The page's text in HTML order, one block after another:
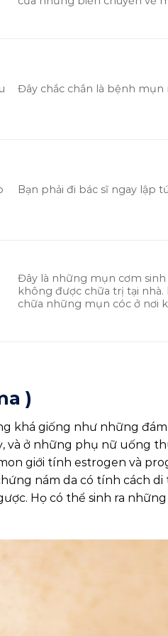
Đây chắc chắn là bệnh mụn
Bạn phải đi bác sĩ ngay lập
Đây là những mụn cơm
không được chữa trị tại nhà.
chữa những mụn cóc ở nơi
)
khá giống như những
và ở những phụ nữ uống
giới tính estrogen và
nám da có tính cách
Họ có thể sinh ra